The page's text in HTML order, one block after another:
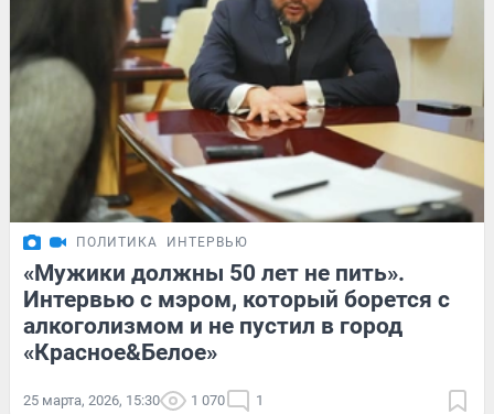
ПОЛИТИКА ИНТЕРВЬЮ
«Мужики должны 50 лет не пить».
Интервью с мэром, который борется с
алкоголизмом и не пустил в город
«Красное&Белое»
25 марта, 2026, 15:30 1 070 1